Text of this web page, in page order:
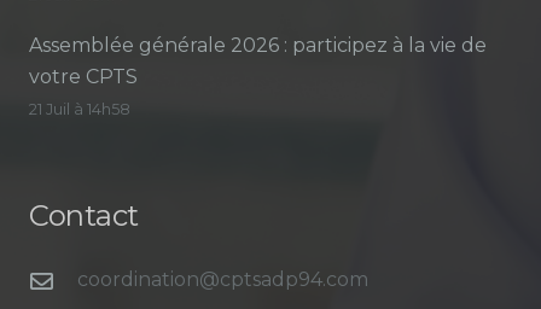
Assemblée générale 2026 : participez à la vie de
votre CPTS
21 Juil à 14h58
Contact
coordination@cptsadp94.com